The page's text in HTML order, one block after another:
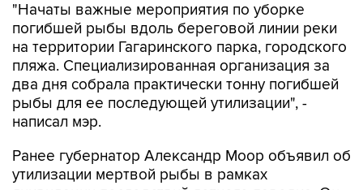
"Начаты важные мероприятия по уборке
погибшей рыбы вдоль береговой линии реки
на территории Гагаринского парка, городского
пляжа. Специализированная организация за
два дня собрала практически тонну погибшей
рыбы для ее последующей утилизации", -
написал мэр.
Ранее губернатор Александр Моор объявил об
утилизации мертвой рыбы в рамках